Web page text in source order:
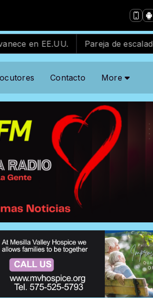
Pareja de escaladores
Contacto More